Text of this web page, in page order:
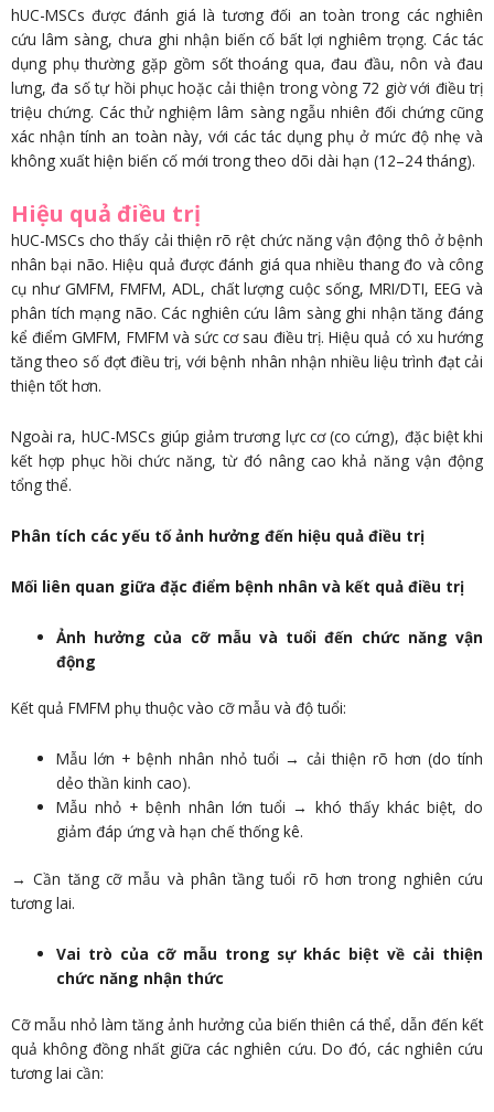
hUC-MSCs được đánh giá là tương đối an toàn trong các nghiên
cứu lâm sàng, chưa ghi nhận biến cố bất lợi nghiêm trọng. Các tác
dụng phụ thường gặp gồm sốt thoáng qua, đau đầu, nôn và đau
lưng, đa số tự hồi phục hoặc cải thiện trong vòng 72 giờ với điều trị
triệu chứng. Các thử nghiệm lâm sàng ngẫu nhiên đối chứng cũng
xác nhận tính an toàn này, với các tác dụng phụ ở mức độ nhẹ và
không xuất hiện biến cố mới trong theo dõi dài hạn (12–24 tháng).
Hiệu quả điều trị
hUC-MSCs cho thấy cải thiện rõ rệt chức năng vận động thô ở bệnh
nhân bại não. Hiệu quả được đánh giá qua nhiều thang đo và công
cụ như GMFM, FMFM, ADL, chất lượng cuộc sống, MRI/DTI, EEG và
phân tích mạng não. Các nghiên cứu lâm sàng ghi nhận tăng đáng
kể điểm GMFM, FMFM và sức cơ sau điều trị. Hiệu quả có xu hướng
tăng theo số đợt điều trị, với bệnh nhân nhận nhiều liệu trình đạt cải
thiện tốt hơn.
Ngoài ra, hUC-MSCs giúp giảm trương lực cơ (co cứng), đặc biệt khi
kết hợp phục hồi chức năng, từ đó nâng cao khả năng vận động
tổng thể.
Phân tích các yếu tố ảnh hưởng đến hiệu quả điều trị
Mối liên quan giữa đặc điểm bệnh nhân và kết quả điều trị
Ảnh hưởng của cỡ mẫu và tuổi đến chức năng vận
động
Kết quả FMFM phụ thuộc vào cỡ mẫu và độ tuổi:
Mẫu lớn + bệnh nhân nhỏ tuổi → cải thiện rõ hơn (do tính
dẻo thần kinh cao).
Mẫu nhỏ + bệnh nhân lớn tuổi → khó thấy khác biệt, do
giảm đáp ứng và hạn chế thống kê.
→ Cần tăng cỡ mẫu và phân tầng tuổi rõ hơn trong nghiên cứu
tương lai.
Vai trò của cỡ mẫu trong sự khác biệt về cải thiện
chức năng nhận thức
Cỡ mẫu nhỏ làm tăng ảnh hưởng của biến thiên cá thể, dẫn đến kết
quả không đồng nhất giữa các nghiên cứu. Do đó, các nghiên cứu
tương lai cần: